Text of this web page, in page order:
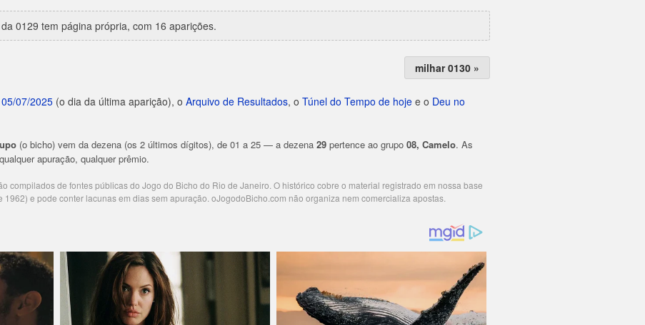
0129 tem página própria, com 16 aparições.
milhar 0130 »
07/2025 (o dia da última aparição), o Arquivo de Resultados, o Túnel do Tempo de hoje e o Deu no
(o bicho) vem da dezena (os 2 últimos dígitos), de 01 a 25 — a dezena 29 pertence ao grupo 08, Camelo. As
apuração, qualquer prêmio.
compilados de fontes públicas do Jogo do Bicho do Rio de Janeiro. O histórico cobre o material registrado em nossa base
e pode conter lacunas em dias sem apuração. oJogodoBicho.com não organiza nem comercializa apostas.